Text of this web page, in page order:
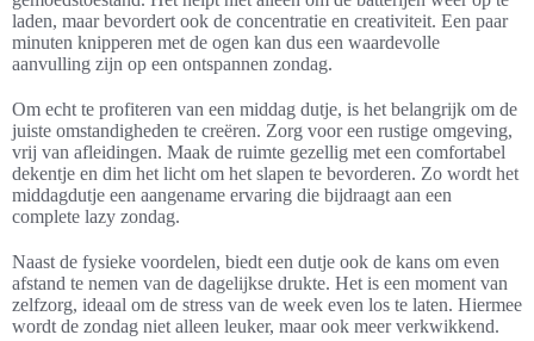
laden, maar bevordert ook de concentratie en creativiteit. Een paar
minuten knipperen met de ogen kan dus een waardevolle
aanvulling zijn op een ontspannen zondag.
Om echt te profiteren van een middag dutje, is het belangrijk om de
juiste omstandigheden te creëren. Zorg voor een rustige omgeving,
vrij van afleidingen. Maak de ruimte gezellig met een comfortabel
dekentje en dim het licht om het slapen te bevorderen. Zo wordt het
middagdutje een aangename ervaring die bijdraagt aan een
complete lazy zondag.
Naast de fysieke voordelen, biedt een dutje ook de kans om even
afstand te nemen van de dagelijkse drukte. Het is een moment van
zelfzorg, ideaal om de stress van de week even los te laten. Hiermee
wordt de zondag niet alleen leuker, maar ook meer verkwikkend.